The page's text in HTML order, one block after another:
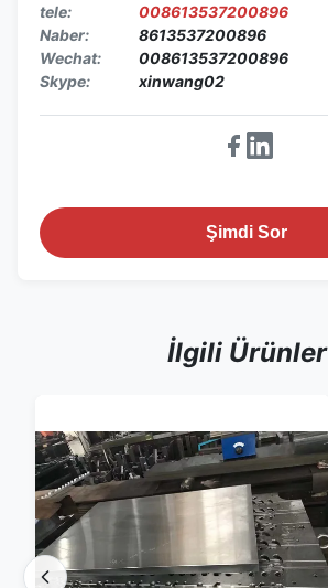
tele:
008613537200896
Naber:
8613537200896
Wechat:
008613537200896
Skype:
xinwang02
Şimdi Sor
İlgili Ürünler